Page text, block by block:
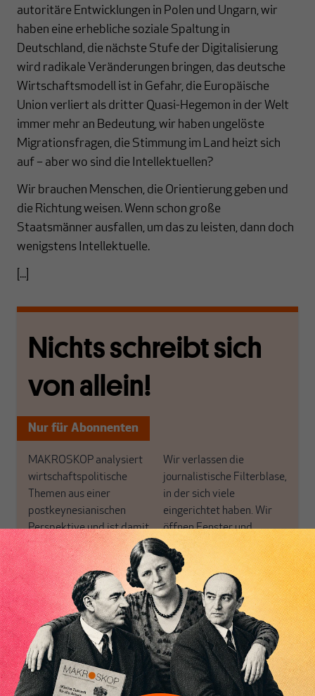
autoritäre Entwicklungen in Polen und Ungarn, wir
haben eine erhebliche soziale Spaltung in
Deutschland, die nächste Stufe der Digitalisierung
wird radikale Veränderungen bringen, das deutsche
Wirtschaftsmodell ist in Gefahr, die Europäische
Union verliert als dritter Quasi-Hegemon in der Welt
immer mehr an Bedeutung, wir haben ungelöste
Migrationsfragen, die Stimmung im Land heizt sich
auf – aber wo sind die Intellektuellen?
Wir brauchen Menschen, die Orientierung geben und
die Richtung weisen. Wenn schon große
Staatsmänner ausfallen, um das zu leisten, dann doch
wenigstens Intellektuelle.
[...]
Nichts schreibt sich
von allein!
Nur für Abonnenten
MAKROSKOP analysiert
wirtschaftspolitische
Themen aus einer
postkeynesianischen
Perspektive und ist damit
in Deutschland einzigartig.
MAKROSKOP steht für
das große Ganze. Wir
haben einen Blick auf
Geld, Wirtschaft und
Politik, den Sie so
woanders nicht finden.
Dabei leben wir von
unseren Autoren, ihren
Wir verlassen die
journalistische Filterblase,
in der sich viele
eingerichtet haben. Wir
öffnen Fenster und
bringen frische Luft in die
engen und verstaubten
Debattenräume.
Brauchen Sie auch frische
Luft? Dann folgen Sie
einfach dem Button.
ABONNIEREN SIE